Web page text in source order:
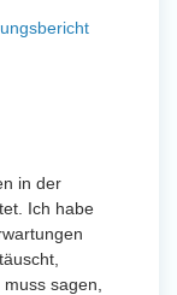
in der
Ich habe
sagen,